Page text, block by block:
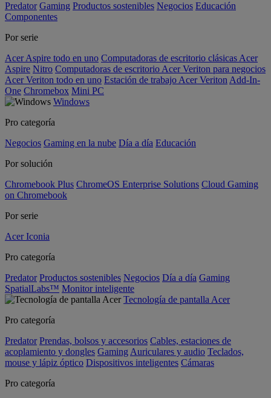
Predator Gaming Productos sostenibles Negocios Educación
Componentes
Por serie
Acer Aspire todo en uno Computadoras de escritorio clásicas Acer
Aspire Nitro Computadoras de escritorio Acer Veriton para negocios
Acer Veriton todo en uno Estación de trabajo Acer Veriton Add-In-
One Chromebox Mini PC
Windows
Pro categoría
Negocios Gaming en la nube Día a día Educación
Por solución
Chromebook Plus ChromeOS Enterprise Solutions Cloud Gaming
on Chromebook
Por serie
Acer Iconia
Pro categoría
Predator Productos sostenibles Negocios Día a día Gaming
SpatialLabs™ Monitor inteligente
Tecnología de pantalla Acer
Pro categoría
Predator Prendas, bolsos y accesorios Cables, estaciones de
acoplamiento y dongles Gaming Auriculares y audio Teclados,
mouse y lápiz óptico Dispositivos inteligentes Cámaras
Pro categoría